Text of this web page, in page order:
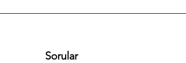
Sorular